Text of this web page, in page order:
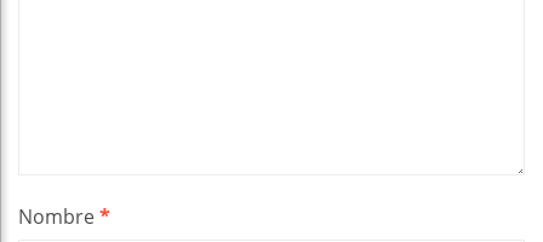
Nombre*